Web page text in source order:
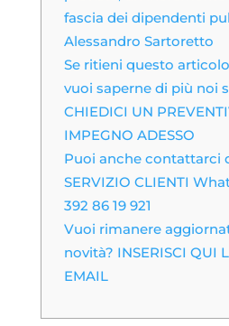
fascia dei dipendenti
Alessandro Sartoretto
Se ritieni questo
vuoi saperne di più noi
CHIEDICI UN
IMPEGNO ADESSO
Puoi anche contattarci
SERVIZIO CLIENTI
392 86 19 921
Vuoi rimanere
novità? INSERISCI QUI
EMAIL